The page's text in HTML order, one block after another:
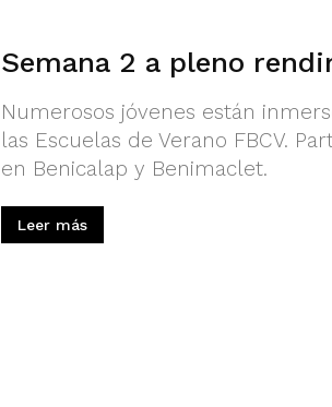
Semana 2 a pleno
Numerosos jóvenes están
las Escuelas de Verano FBCV.
en Benicalap y Benimaclet.
Leer más